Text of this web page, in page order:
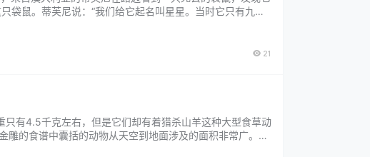
袋鼠。蒂芙尼说：“我们给它起名叫星星。当时它只有九个
21
有4.5千克左右，但是它们却有着猎杀山羊这种大型食草动
的食谱中囊括的动物从天空到地面涉及的面积非常广。早